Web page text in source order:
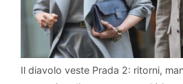
Il diavolo veste Prada 2: ritorni,